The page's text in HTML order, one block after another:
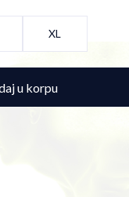
XL
u korpu